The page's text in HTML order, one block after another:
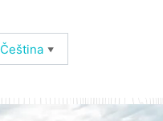
Čeština‎ ▼